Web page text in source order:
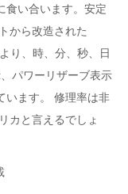
食い合います。安定
から改造された
り、時、分、秒、日
パワーリザーブ表示
います。 修理率は非
カと言えるでしょ